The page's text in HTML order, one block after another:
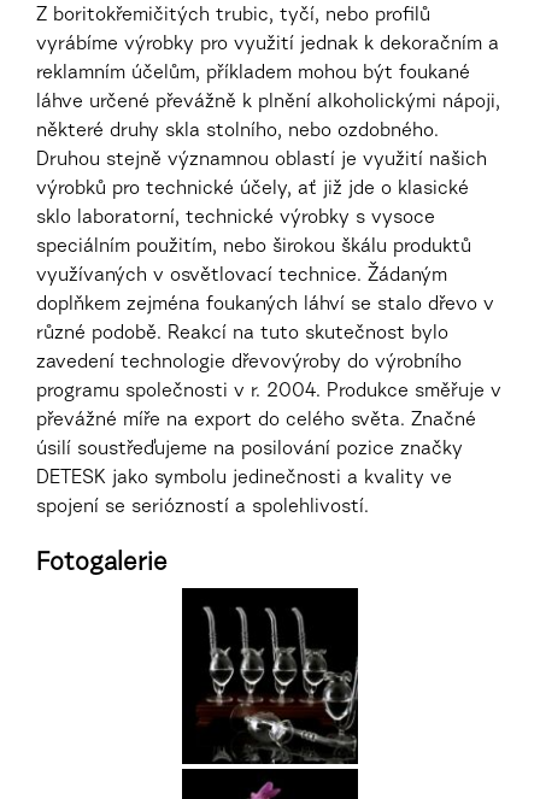
Z boritokřemičitých trubic, tyčí, nebo profilů
vyrábíme výrobky pro využití jednak k dekoračním a
reklamním účelům, příkladem mohou být foukané
láhve určené převážně k plnění alkoholickými nápoji,
některé druhy skla stolního, nebo ozdobného.
Druhou stejně významnou oblastí je využití našich
výrobků pro technické účely, ať již jde o klasické
sklo laboratorní, technické výrobky s vysoce
speciálním použitím, nebo širokou škálu produktů
využívaných v osvětlovací technice. Žádaným
doplňkem zejména foukaných láhví se stalo dřevo v
různé podobě. Reakcí na tuto skutečnost bylo
zavedení technologie dřevovýroby do výrobního
programu společnosti v r. 2004. Produkce směřuje v
převážné míře na export do celého světa. Značné
úsilí soustřeďujeme na posilování pozice značky
DETESK jako symbolu jedinečnosti a kvality ve
spojení se seriózností a spolehlivostí.
Fotogalerie